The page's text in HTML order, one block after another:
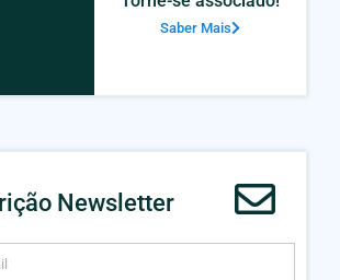
Saber Mais
Newsletter